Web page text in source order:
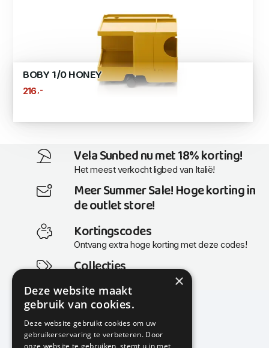
BOBY 1/0 HONEY
216,-
Vela Sunbed nu met 18% korting!
Het meest verkocht ligbed van Italië!
Meer Summer Sale! Hoge korting in
de outlet store!
Kortingscodes
Ontvang extra hoge korting met deze codes!
Collecties
Actuele en populaire collecties
KMP Kantoormeubilair
×
Deze website maakt
gebruik van cookies.
Deze website gebruikt cookies om uw
gebruikerservaring te verbeteren. Door
onze website te gebruiken, stemt u in met